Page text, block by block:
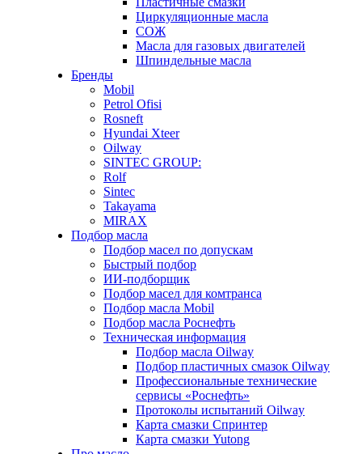
Циркуляционные масла
СОЖ
Масла для газовых двигателей
Шпиндельные масла
Бренды
Mobil
Petrol Ofisi
Rosneft
Hyundai Xteer
Oilway
SINTEC GROUP:
Rolf
Sintec
Takayama
MIRAX
Подбор масла
Подбор масел по допускам
Быстрый подбор
ИИ-подборщик
Подбор масел для комтранса
Подбор масла Mobil
Подбор масла Роснефть
Техническая информация
Подбор масла Oilway
Подбор пластичных смазок Oilway
Профессиональные технические
сервисы «Роснефть»
Протоколы испытаний Oilway
Карта смазки Спринтер
Карта смазки Yutong